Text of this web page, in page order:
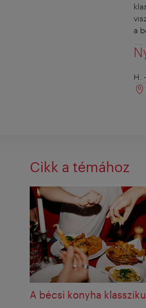
a
H.
Cikk a témához
A bécsi konyha